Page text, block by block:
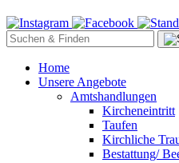
Home
Unsere Angebote
Amtshandlungen
Kircheneintritt
Taufen
Kirchliche
Bestattung/